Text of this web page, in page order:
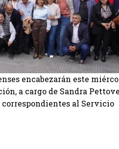
encabezarán este
a cargo de Sandra
al Servicio